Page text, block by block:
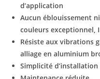
d’application
Aucun éblouissement
couleurs exceptionnel,
Résiste aux vibrations
alliage en aluminium
Simplicité d’installation